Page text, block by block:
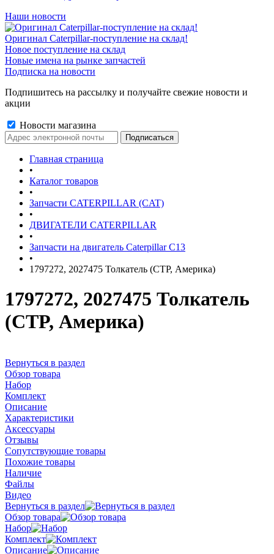
Наши новости
Оригинал Caterpillar-поступление на склад!
Новое поступление на склад
Новые имена на рынке запчастей
Подписка на новости
Подпишитесь на рассылку и получайте свежие новости и
акции
Новости магазина
Главная страница
•
Каталог товаров
•
Запчасти CATERPILLAR (CAT)
•
ДВИГАТЕЛИ CATERPILLAR
•
Запчасти на двигатель Caterpillar С13
•
1797272, 2027475 Толкатель (CTP, Америка)
1797272, 2027475 Толкатель
(CTP, Америка)
Вернуться в раздел
Обзор товара
Набор
Комплект
Описание
Характеристики
Аксессуары
Отзывы
Сопутствующие товары
Похожие товары
Наличие
Файлы
Видео
Вернуться в раздел
Обзор товара
Набор
Комплект
Описание